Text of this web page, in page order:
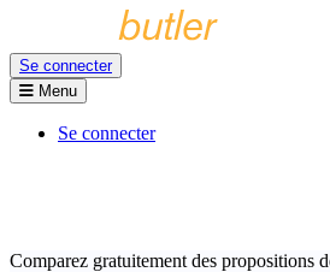
Se connecter
Menu
Se connecter
Comparez gratuitement des propositions